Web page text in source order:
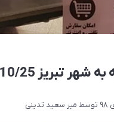
تبریز 98/10/25
توسط میر سعید تدینی